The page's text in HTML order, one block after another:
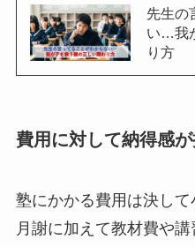
先生の
い…我
り方
費用に対して納得感
塾にかかる費用は決して
月謝に加えて教材費や